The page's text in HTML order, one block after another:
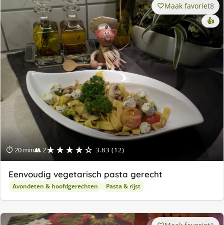
⏱ 20 min👥 2★★★★☆ 3.83 (12)
Maak favoriet8
👍
Eenvoudig vegetarisch pasta gerecht
Avondeten & hoofdgerechten Pasta & rijst